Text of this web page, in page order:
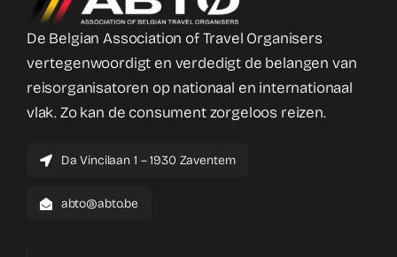
De Belgian Association of Travel Organisers
vertegenwoordigt en verdedigt de belangen van
reisorganisatoren op nationaal en internationaal
vlak. Zo kan de consument zorgeloos reizen.
Da Vincilaan 1 – 1930 Zaventem
abto@abto.be